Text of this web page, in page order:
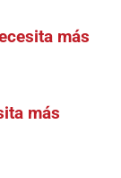
más
más